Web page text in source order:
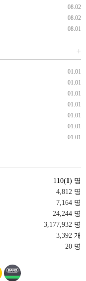
08.02
08.02
08.01
+
01.01
01.01
01.01
01.01
01.01
01.01
01.01
110(1 ) 명
4,812 명
7,164 명
24,244 명
3,177,932 명
3,392 개
20 명